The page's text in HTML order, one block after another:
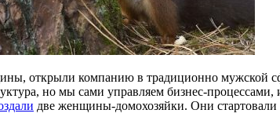
открыли компанию в традиционно мужской
но мы сами управляем бизнес-
две женщины-домохозяйки. Они